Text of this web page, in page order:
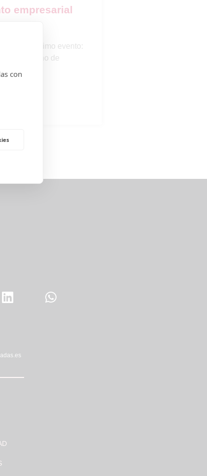
empresarial
nuestro próximo evento:
para un Año de
con